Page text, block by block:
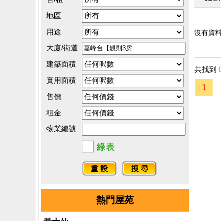
地區
用途
大廈/街道
建築面積
實用面積
售價
租金
物業編號
熱門屋苑
沒有資料
共找到
1